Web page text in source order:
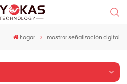
hogar mostrar señalización digital